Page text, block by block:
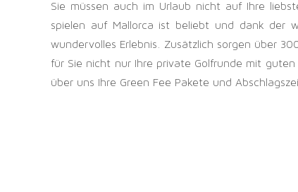
Sie müssen auch im Urlaub nicht auf Ihre
spielen auf Mallorca ist beliebt und dank der
wundervolles Erlebnis. Zusätzlich sorgen über
für Sie nicht nur Ihre private Golfrunde mit
über uns Ihre Green Fee Pakete und